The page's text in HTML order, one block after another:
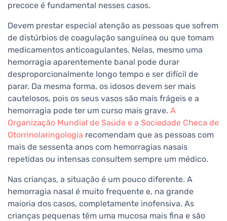
precoce é fundamental nesses casos.
Devem prestar especial atenção as pessoas que sofrem
de distúrbios de coagulação sanguínea ou que tomam
medicamentos anticoagulantes. Nelas, mesmo uma
hemorragia aparentemente banal pode durar
desproporcionalmente longo tempo e ser difícil de
parar. Da mesma forma, os idosos devem ser mais
cautelosos, pois os seus vasos são mais frágeis e a
hemorragia pode ter um curso mais grave. A
Organização Mundial de Saúde e a Sociedade Checa de
Otorrinolaringologia recomendam que as pessoas com
mais de sessenta anos com hemorragias nasais
repetidas ou intensas consultem sempre um médico.
Nas crianças, a situação é um pouco diferente. A
hemorragia nasal é muito frequente e, na grande
maioria dos casos, completamente inofensiva. As
crianças pequenas têm uma mucosa mais fina e são